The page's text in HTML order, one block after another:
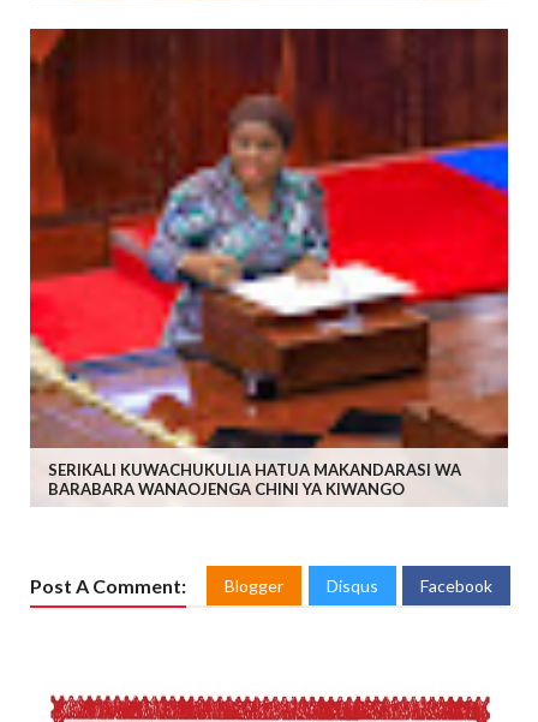
SERIKALI KUWACHUKULIA HATUA MAKANDARASI WA
BARABARA WANAOJENGA CHINI YA KIWANGO
Post A Comment: Blogger Disqus Facebook